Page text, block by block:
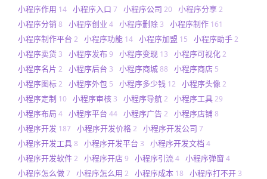
小程序作用 14 小程序入口 7 小程序公司 20 小程序分享2
小程序分销 8 小程序创业 4 小程序删除 3 小程序制作 161
小程序制作平台 2 小程序功能 14 小程序加盟 15 小程序助手2
小程序卖货 3 小程序发布9 小程序变现 13 小程序可视化2
小程序名片 2 小程序后台 3 小程序商城88 小程序商店 5
小程序图标2 小程序外包 5 小程序多少钱 12 小程序头像 2
小程序定制 10 小程序审核 3 小程序导航2 小程序工具29
小程序布局 4 小程序平台 44 小程序广告2 小程序店铺8
小程序开发 187 小程序开发价格2 小程序开发公司 7
小程序开发工具8 小程序开发平台 3 小程序开发文档 4
小程序开发软件2 小程序开店9 小程序引流4 小程序弹窗 4
小程序怎么做7 小程序怎么用 2 小程序成本 18 小程序打不开 3